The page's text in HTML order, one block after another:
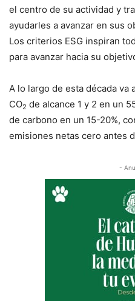
el centro de su actividad y
ayudarles a avanzar en sus
Los criterios ESG inspiran
para avanzar hacia su
A lo largo de esta década va
CO2 de alcance 1 y 2 en un
de carbono en un 15-20%,
emisiones netas cero antes
-